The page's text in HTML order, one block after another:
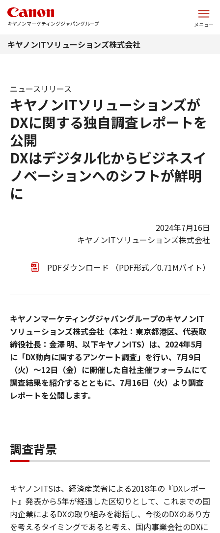
キヤノンマーケティングジャパングループ メニュー
キヤノンITソリューションズ株式会社
キヤノンITソリューションズが
DXに関する独自調査レポートを
公開
DXはデジタル化からビジネスイ
ノベーションへのシフトが鮮明
に
ニュースリリース
2024年7月16日
キヤノンITソリューションズ株式会社
PDFダウンロード （PDF形式／0.71Mバイト）
キヤノンマーケティングジャパングループのキヤノンIT
ソリューションズ株式会社（本社：東京都港区、代表取
締役社長：金澤 明、以下キヤノンITS）は、2024年5月
に「DX動向に関するアンケート調査」を行い、7月9日
（火）～12日（金）に開催した自社主催フォーラムにて
調査結果を紹介するとともに、7月16日（火）より調査
レポートを公開します。
調査背景
キヤノンITSは、経済産業省による2018年の『DXレポー
ト』発表から5年が経過した区切りとして、これまでの国
内企業によるDXの取り組みを総括し、今後のDXのあり方
を考えるタイミングであると考え、国内事業会社のDXに